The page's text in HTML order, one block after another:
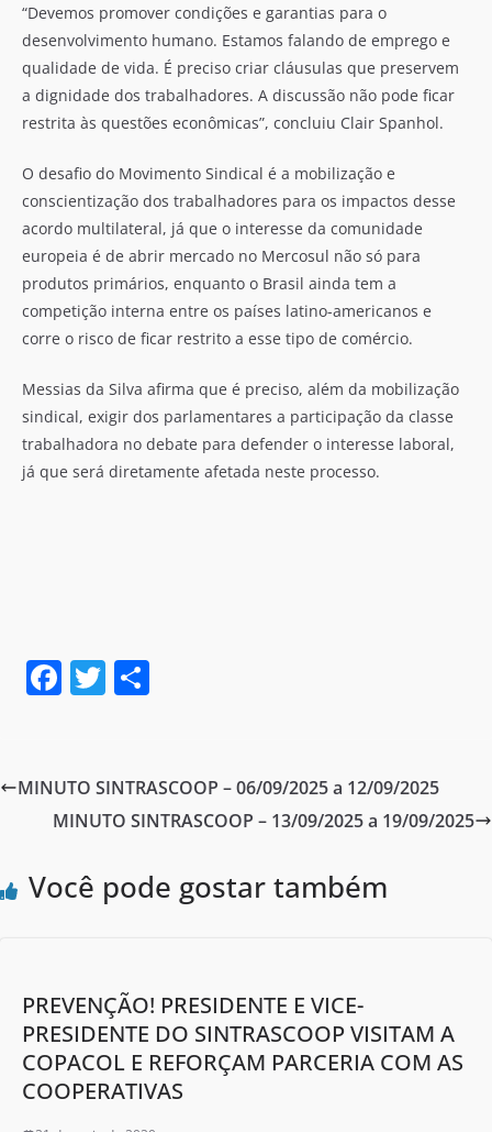
“Devemos promover condições e garantias para o
desenvolvimento humano. Estamos falando de emprego e
qualidade de vida. É preciso criar cláusulas que preservem
a dignidade dos trabalhadores. A discussão não pode ficar
restrita às questões econômicas”, concluiu Clair Spanhol.
O desafio do Movimento Sindical é a mobilização e
conscientização dos trabalhadores para os impactos desse
acordo multilateral, já que o interesse da comunidade
europeia é de abrir mercado no Mercosul não só para
produtos primários, enquanto o Brasil ainda tem a
competição interna entre os países latino-americanos e
corre o risco de ficar restrito a esse tipo de comércio.
Messias da Silva afirma que é preciso, além da mobilização
sindical, exigir dos parlamentares a participação da classe
trabalhadora no debate para defender o interesse laboral,
já que será diretamente afetada neste processo.
F
e
b
o
T
er e
MINUTO SINTRASCOOP – 06/09/2025 a 12/09/2025
MINUTO SINTRASCOOP – 13/09/2025 a 19/09/2025
Você pode gostar também
PREVENÇÃO! PRESIDENTE E VICE-
PRESIDENTE DO SINTRASCOOP VISITAM A
COPACOL E REFORÇAM PARCERIA COM AS
COOPERATIVAS